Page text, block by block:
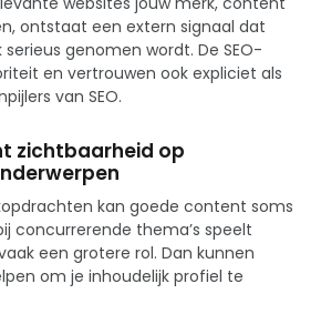
ontstaat een extern signaal dat
genomen wordt. De SEO-
en vertrouwen ook expliciet als
van SEO.
zichtbaarheid op
kan goede content soms
concurrerende thema’s speelt
een grotere rol. Dan kunnen
om je inhoudelijk profiel te